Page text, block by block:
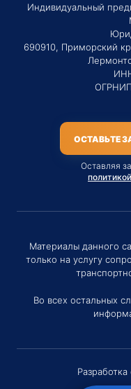
Индивидуальный
690910, Приморский
ОСТАВЬТЕ
Оставляя
Материалы данного
только на услугу
Во всех остальных
Разработка